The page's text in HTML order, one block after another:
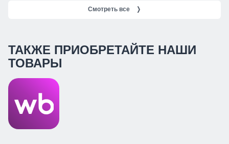
Смотреть все ❭
ТАКЖЕ ПРИОБРЕТАЙТЕ НАШИ
ТОВАРЫ